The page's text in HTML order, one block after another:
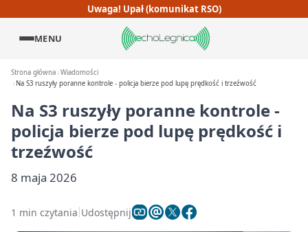
Uwaga! Upał (komunikat RSO)
MENU
Strona główna Wiadomości
Na S3 ruszyły poranne kontrole - policja bierze pod lupę prędkość i trzeźwość
Na S3 ruszyły poranne kontrole -
policja bierze pod lupę prędkość i
trzeźwość
8 maja 2026
1 min czytania Udostępnij